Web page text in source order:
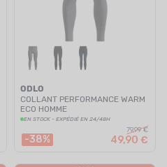
ODLO
COLLANT PERFORMANCE WARM
ECO HOMME
EN STOCK - EXPÉDIÉ EN 24/48H
-38%
79,99 €
49,90 €